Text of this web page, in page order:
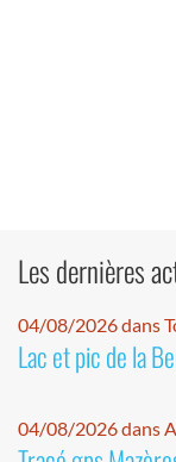
Les dernières
04/08/2026 dans
Lac et pic de la
04/08/2026 dans